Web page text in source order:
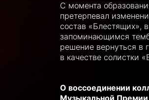
С момента
претерпевал
состав «Блестящих»,
запоминающимся
решение вернуться в
в качестве солистки
О воссоединении
Музыкальной Премии